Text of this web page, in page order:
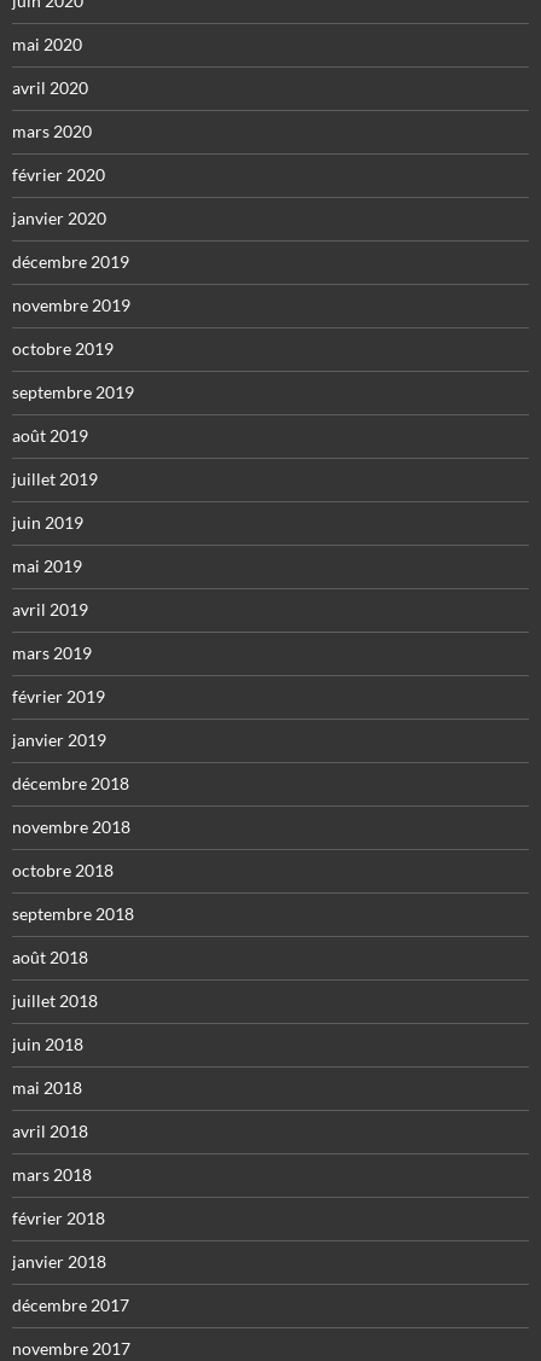
mai 2020
avril 2020
mars 2020
février 2020
janvier 2020
décembre 2019
novembre 2019
octobre 2019
septembre 2019
août 2019
juillet 2019
juin 2019
mai 2019
avril 2019
mars 2019
février 2019
janvier 2019
décembre 2018
novembre 2018
octobre 2018
septembre 2018
août 2018
juillet 2018
juin 2018
mai 2018
avril 2018
mars 2018
février 2018
janvier 2018
décembre 2017
novembre 2017